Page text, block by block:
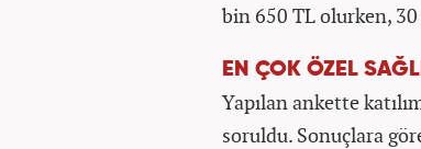
bin 650 TL olurken,
EN ÇOK ÖZEL
Yapılan ankette
soruldu. Sonuçlara